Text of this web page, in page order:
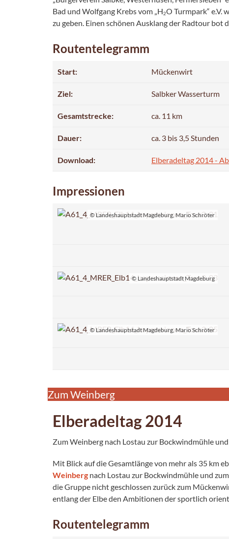
Bad und Wolfgang Krebs vom „H2O Turmpark“ e.V.
zu geben. Einen schönen Ausklang der Radtour
Routentelegramm
Start: Mückenwirt
Ziel: Salbker Wasserturm
Gesamtstrecke: ca. 11 km
Dauer: ca. 3 bis 3,5 Stunden
Download: Elberadeltag 2014 -
Impressionen
© Landeshauptstadt Magdeburg, Mario Schröter
© Landeshauptstadt Magdeburg
© Landeshauptstadt Magdeburg, Mario Schröter
Zum Weinberg
Elberadeltag 2014
Zum Weinberg nach Lostau zur Bockwindmühle
Mit Blick auf die Gesamtlänge von mehr als 35 km
Weinberg nach Lostau zur Bockwindmühle und
die Gruppe nicht geschlossen zurück zum
entlang der Elbe den Ambitionen der sportlich
Routentelegramm